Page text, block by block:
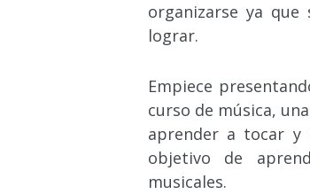
organizarse ya
lograr.
Empiece
curso de música,
aprender a tocar y
objetivo de
musicales.